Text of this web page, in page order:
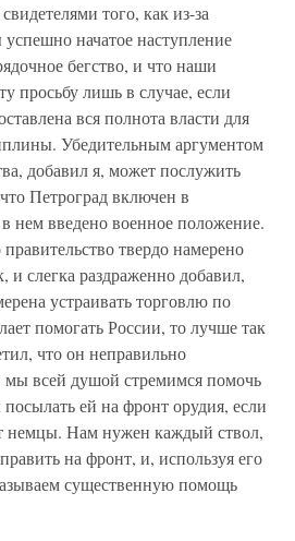
того, как из-за
начатое наступление
бегство, и что наши
просьбу лишь в случае, если
вся полнота власти для
Убедительным аргументом
добавил я, может послужить
Петроград включен в
нем введено военное положение.
твердо намерено
и слегка раздраженно добавил,
устраивать торговлю по
помогать России, то лучше так
что он неправильно
мы всей душой стремимся помочь
ей на фронт орудия, если
немцы. Нам нужен каждый ствол,
на фронт, и, используя его
существенную помощь